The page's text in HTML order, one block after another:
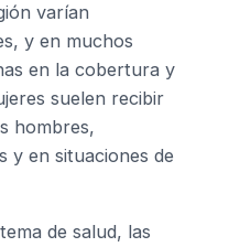
varían
y en muchos
en la cobertura y
suelen recibir
hombres,
y en situaciones de
de salud, las